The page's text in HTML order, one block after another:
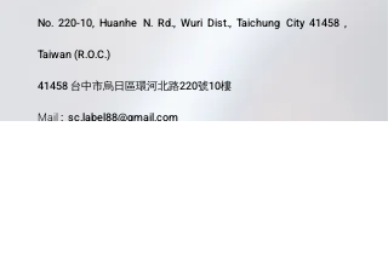
No. 220-10, Huanhe N. Rd., Wuri Dist., Taichung City 41458 ,
Taiwan (R.O.C.)
41458 台中市烏日區環河北路220號10樓
Mail:sc.label88@gmail.com